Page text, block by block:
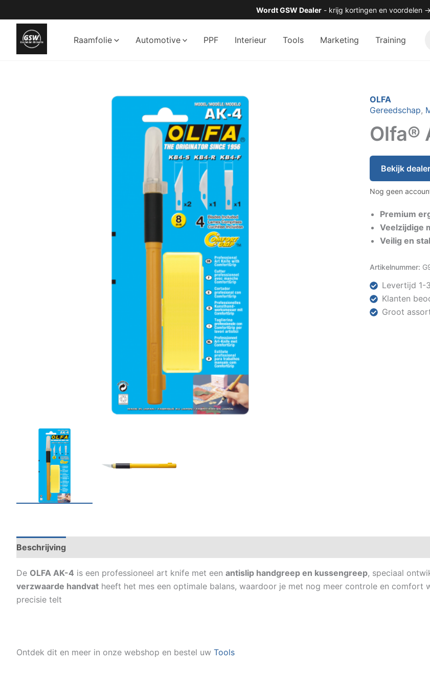
naar
inhoud
Wordt GSW Dealer - krijg kortingen en voordelen →
Raamfolie Automotive PPF Interieur Tools Marketing Training
OLFA
Gereedschap,
Olfa®
Bekijk
Nog geen
Premium
Veelzijdige
Veilig en
Artikelnummer:
Levertijd 1-
Klanten
Groot
Beschrijving
De OLFA AK-4 is een professioneel art knife met een antislip handgreep en kussengreep, speciaal
verzwaarde handvat heeft het mes een optimale balans, waardoor je met nog meer controle en
precisie telt
Ontdek dit en meer in onze webshop en bestel uw Tools